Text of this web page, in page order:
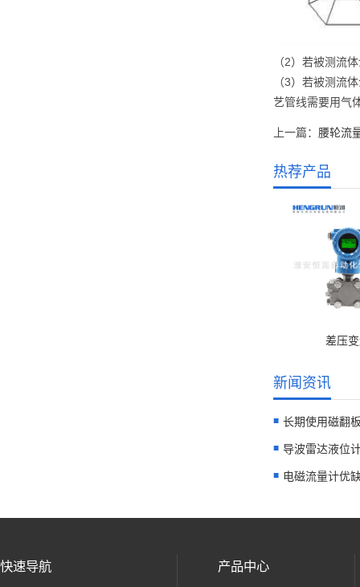
（2）若被测流
（3）若被测流
艺管线需要用气
上一篇： 腰轮流
热荐产品
差压
新闻资讯
长期使用磁翻
导波雷达液位
电磁流量计优
快速导航 产品中心